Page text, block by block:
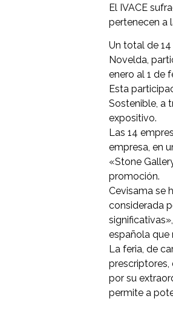
El IVACE
pertenecen a
Un total de
Novelda,
enero al 1 de
Esta
Sostenible, a
expositivo.
Las 14
empresa, en
«Stone
promoción.
Cevisama se
considerada
española que
La feria, de
por su
permite a